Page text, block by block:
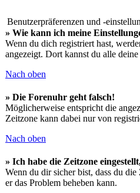
Benutzerpräferenzen und -
» Wie kann ich meine
Wenn du dich registriert hast,
angezeigt. Dort kannst du alle
Nach oben
» Die Forenuhr geht falsch!
Möglicherweise entspricht die
Zeitzone kann dabei nur von
Nach oben
» Ich habe die Zeitzone
Wenn du dir sicher bist, dass du
er das Problem beheben kann.